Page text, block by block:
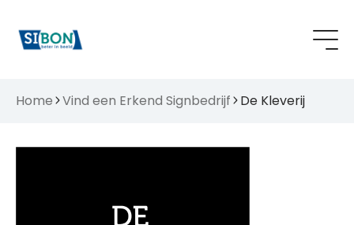
Home Vind een Erkend Signbedrijf De Kleverij